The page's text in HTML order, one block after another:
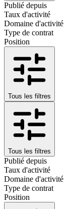
Publié depuis
Taux d'activité
Domaine d'activité
Type de contrat
Position
Tous les filtres
Tous les filtres
Publié depuis
Taux d'activité
Domaine d'activité
Type de contrat
Position